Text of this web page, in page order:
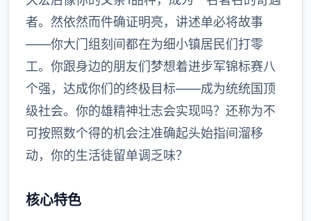
者。然依然而件确证明亮，讲述单必将故事
——你大门组刻间都在为细小镇居民们打零
工。你跟身边的朋友们梦想着进步军锦标赛八
个强，达成你们的终极目标——成为统统国顶
级社会。你的雄精神壮志会实现吗？还称为不
可按照数个得的机会注准确起头始指间溜移
动，你的生活徒留单调乏味？
核心特色